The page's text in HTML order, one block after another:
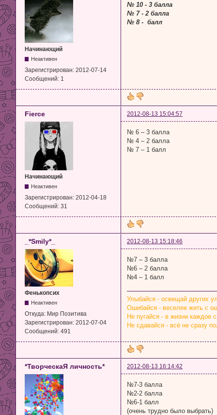
Начинающий
Неактивен
Зарегистрирован: 2012-07-14
Сообщений: 1
№ 10 - 3 балла
№ 7 - 2 балла
№ 8 - балл
Fierсe 2012-08-13 15:04:57
Начинающий
Неактивен
Зарегистрирован: 2012-04-18
Сообщений: 31
№ 6 – 3 балла
№ 4 – 2 балла
№ 7 – 1 балл
_*Smily*_ 2012-08-13 15:18:46
Фенькопсих
Неактивен
Откуда: Мир Позитива
Зарегистрирован: 2012-07-04
Сообщений: 491
№7 – 3 балла
№6 – 2 балла
№4 – 1 балл
Улыбайся - освещай других
Ошибайся - веселее жить с
Не пугайся - в жизни каждое
Не сдавайся - всё не сразу
*ТворческаЯ личность* 2012-08-13 16:14:42
№7-3 балла
№2-2 балла
№6-1 балл
(очень трудно было выбрать)